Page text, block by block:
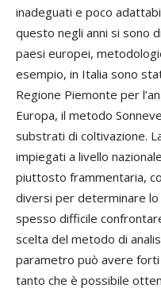
inadeguati e poco
questo negli anni si sono
paesi europei,
esempio, in Italia sono
Regione Piemonte per
Europa, il metodo
substrati di coltivazione.
impiegati a livello
piuttosto frammentaria,
diversi per determinare
spesso difficile
scelta del metodo di
parametro può avere forti
tanto che è possibile